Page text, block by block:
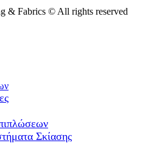
& Fabrics © All rights reserved
Σκίασης